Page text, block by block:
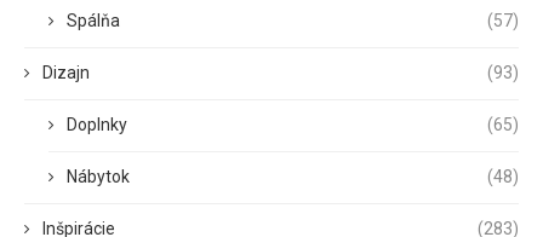
Spálňa (57)
Dizajn (93)
Doplnky (65)
Nábytok (48)
Inšpirácie (283)